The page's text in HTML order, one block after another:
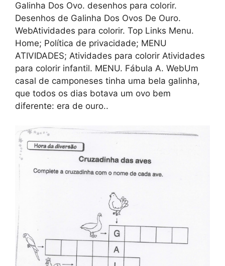
Galinha Dos Ovo. desenhos para colorir.
Desenhos de Galinha Dos Ovos De Ouro.
WebAtividades para colorir. Top Links Menu.
Home; Política de privacidade; MENU
ATIVIDADES; Atividades para colorir Atividades
para colorir infantil. MENU. Fábula A. WebUm
casal de camponeses tinha uma bela galinha,
que todos os dias botava um ovo bem
diferente: era de ouro..